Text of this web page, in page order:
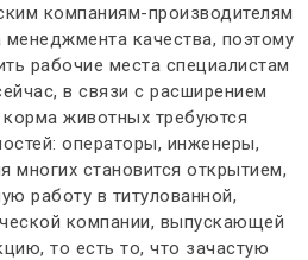
компаниям-производителям
качества, поэтому
рабочие места специалистам
в связи с расширением
животных требуются
операторы, инженеры,
многих становится открытием,
работу в титулованной,
компании, выпускающей
то есть то, что зачастую